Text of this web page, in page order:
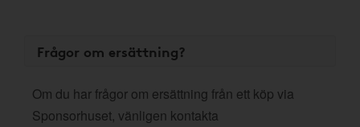
Frågor om ersättning?
Om du har frågor om ersättning från ett köp via
Sponsorhuset, vänligen kontakta